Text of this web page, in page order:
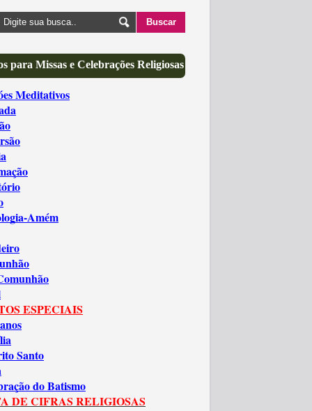
para Missas e Celebrações Religiosas
Meditativos
Amém
ESPECIAIS
Santo
do Batismo
DE CIFRAS RELIGIOSAS